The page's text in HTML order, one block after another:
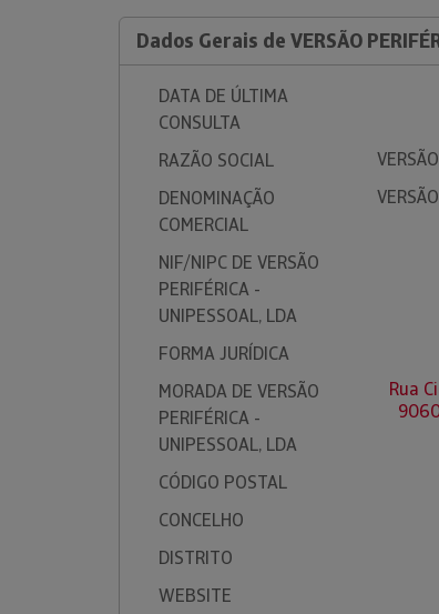
Dados Gerais de VERSÃO
DATA DE ÚLTIMA
CONSULTA
RAZÃO SOCIAL
DENOMINAÇÃO
COMERCIAL
NIF/NIPC DE VERSÃO
PERIFÉRICA -
UNIPESSOAL, LDA
FORMA JURÍDICA
MORADA DE VERSÃO
PERIFÉRICA -
UNIPESSOAL, LDA
Rua
CÓDIGO POSTAL
CONCELHO
DISTRITO
WEBSITE